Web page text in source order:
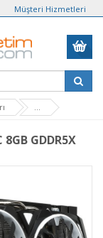
Müşteri Hizmetleri
GDDR5X